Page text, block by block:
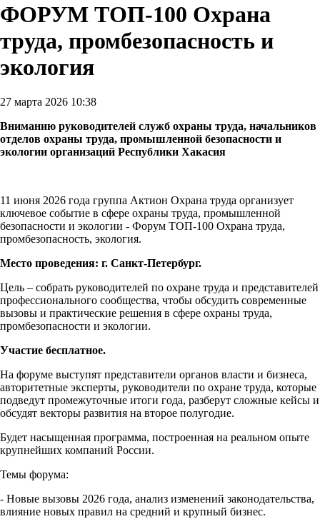
ФОРУМ ТОП-100 Охрана
труда, промбезопасность и
экология
27 марта 2026 10:38
Вниманию руководителей служб охраны труда, начальников
отделов охраны труда, промышленной безопасности и
экологии организаций Республики Хакасия
11 июня 2026 года группа Актион Охрана труда организует
ключевое событие в сфере охраны труда, промышленной
безопасности и экологии - Форум ТОП-100 Охрана труда,
промбезопасность, экология.
Место проведения: г. Санкт-Петербург.
Цель – собрать руководителей по охране труда и представителей
профессионального сообщества, чтобы обсудить современные
вызовы и практические решения в сфере охраны труда,
промбезопасности и экологии.
Участие бесплатное.
На форуме выступят представители органов власти и бизнеса,
авторитетные эксперты, руководители по охране труда, которые
подведут промежуточные итоги года, разберут сложные кейсы и
обсудят векторы развития на второе полугодие.
Будет насыщенная программа, построенная на реальном опыте
крупнейших компаний России.
Темы форума:
- Новые вызовы 2026 года, анализ изменений законодательства,
влияние новых правил на средний и крупный бизнес.